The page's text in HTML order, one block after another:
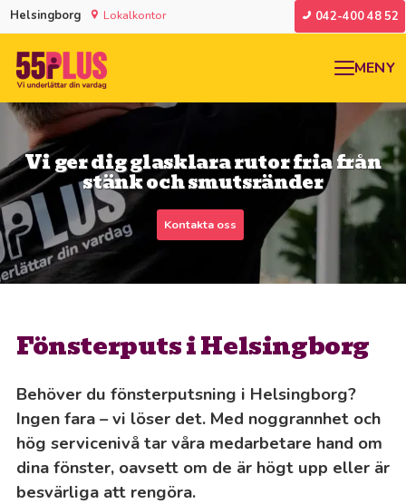
Helsingborg Lokalkontor 042-400 48 52
MENY
Vi ger dig glasklara rutor fria från
stänk och smutsränder
Kontakta oss
Fönsterputs i Helsingborg
Behöver du fönsterputsning i Helsingborg?
Ingen fara – vi löser det. Med noggrannhet och
hög servicenivå tar våra medarbetare hand om
dina fönster, oavsett om de är högt upp eller är
besvärliga att rengöra.